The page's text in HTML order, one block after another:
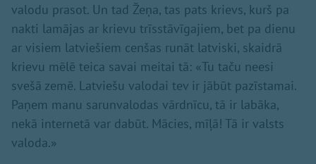
valodu prasot. Un tad Žeņa, tas pats krievs, kurš pa
nakti lamājas ar krievu trīsstāvīgajiem, bet pa dienu
ar visiem latviešiem cenšas runāt latviski, skaidrā
krievu mēlē teica savai meitai tā: «Tu taču neesi
svešā zemē. Latviešu valodai tev ir jābūt pazīstamai.
Paņem manu sarunvalodas vārdnīcu, tā ir labāka,
nekā internetā var dabūt. Mācies, mīļā! Tā ir valsts
valoda.»